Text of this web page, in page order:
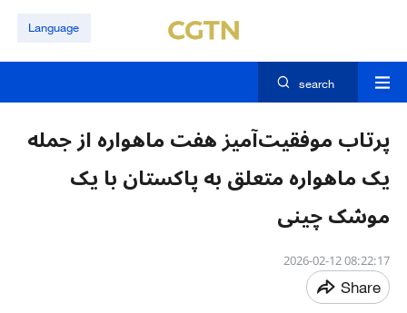
Language
search
پرتاب موفقیت‌آمیز هفت ماهواره از جمله
یک ماهواره متعلق به پاکستان با یک
موشک چینی
08:22:17 2026-02-12
Share